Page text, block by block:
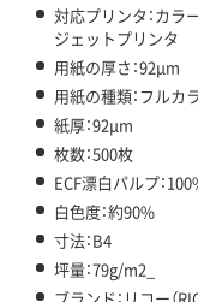
対応プリンタ：カラ
ジェットプリンタ
用紙の厚さ：92μm
用紙の種類：フルカ
紙厚：92μm
枚数：500枚
ECF漂白パルプ：
白色度：約90%
寸法：B4
坪量：79g/m2_